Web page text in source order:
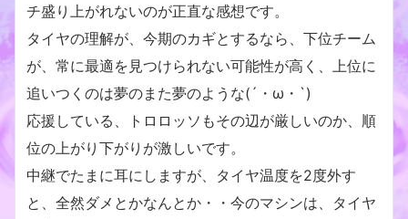
チ盛り上がれないのが正直な感想です。
タイヤの理解が、今期のカギとするなら、下位チーム
が、常に最適を見つけられない可能性が高く、上位に
追いつくのは夢のまた夢のような(´・ω・`)
応援している、トロロッソもその辺が厳しいのか、順
位の上がり下がりが激しいです。
中継でたまに耳にしますが、タイヤ温度を2度外す
と、全然ダメとかなんとか・・今のマシンは、タイヤ